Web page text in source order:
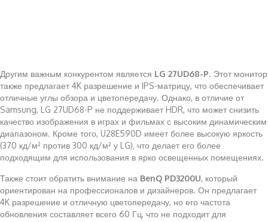
Другим важным конкурентом является LG 27UD68-P. Этот монитор
также предлагает 4K разрешение и IPS-матрицу, что обеспечивает
отличные углы обзора и цветопередачу. Однако, в отличие от
Samsung, LG 27UD68-P не поддерживает HDR, что может снизить
качество изображения в играх и фильмах с высоким динамическим
диапазоном. Кроме того, U28E590D имеет более высокую яркость
(370 кд/м² против 300 кд/м² у LG), что делает его более
подходящим для использования в ярко освещенных помещениях.
Также стоит обратить внимание на BenQ PD3200U, который
ориентирован на профессионалов и дизайнеров. Он предлагает
4K разрешение и отличную цветопередачу, но его частота
обновления составляет всего 60 Гц, что не подходит для